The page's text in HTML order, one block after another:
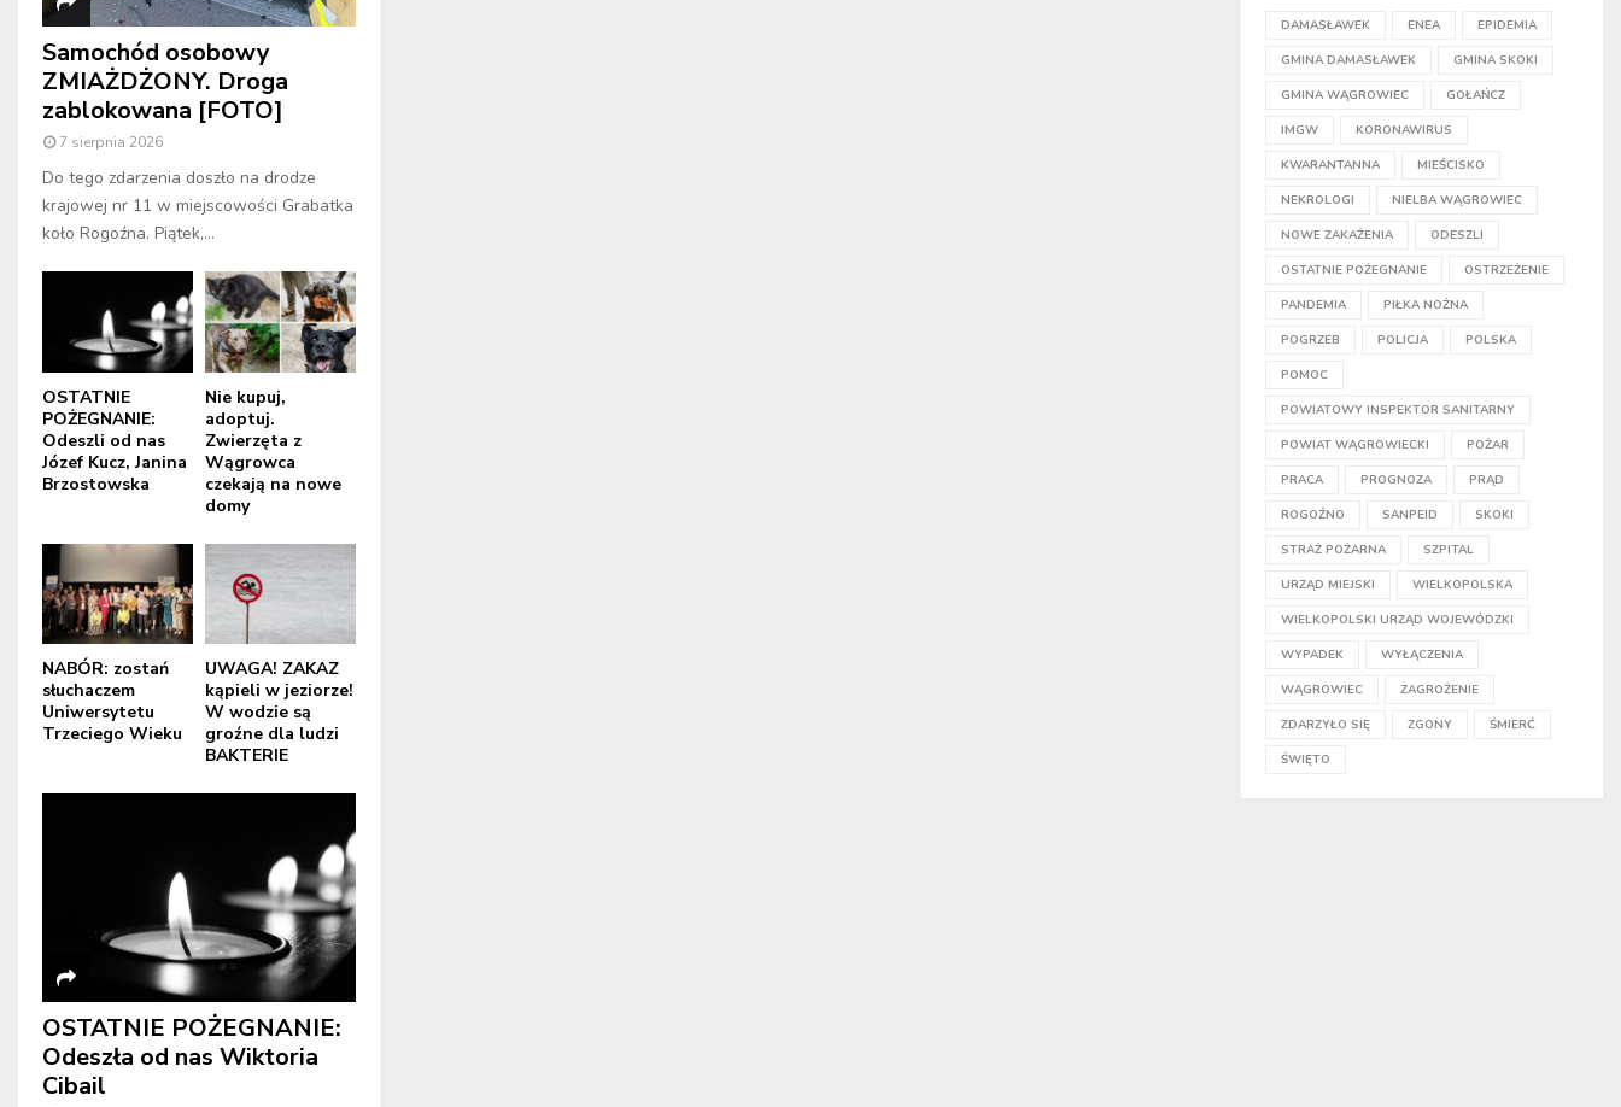
Samochód osobowy
ZMIAŻDŻONY. Droga
zablokowana [FOTO]
7 sierpnia 2026
Do tego zdarzenia doszło na drodze
krajowej nr 11 w miejscowości Grabatka
koło Rogoźna. Piątek,...
OSTATNIE
POŻEGNANIE:
Odeszli od nas
Józef Kucz, Janina
Brzostowska
Nie kupuj,
adoptuj.
Zwierzęta z
Wągrowca
czekają na nowe
domy
NABÓR: zostań
słuchaczem
Uniwersytetu
Trzeciego Wieku
UWAGA! ZAKAZ
kąpieli w jeziorze!
W wodzie są
groźne dla ludzi
BAKTERIE
OSTATNIE POŻEGNANIE:
Odeszła od nas Wiktoria
Cibail
DAMASŁAWEK ENEA EPIDEMIA
GMINA DAMASŁAWEK GMINA SKOKI
GMINA WĄGROWIEC GOŁAŃCZ
IMGW KORONAWIRUS
KWARANTANNA MIEŚCISKO
NEKROLOGI NIELBA WĄGROWIEC
NOWE ZAKAŻENIA ODESZLI
OSTATNIE POŻEGNANIE OSTRZEŻENIE
PANDEMIA PIŁKA NOŻNA
POGRZEB POLICJA POLSKA
POMOC
POWIATOWY INSPEKTOR SANITARNY
POWIAT WĄGROWIECKI POŻAR
PRACA PROGNOZA PRĄD
ROGOŹNO SANPEID SKOKI
STRAŻ POŻARNA SZPITAL
URZĄD MIEJSKI WIELKOPOLSKA
WIELKOPOLSKI URZĄD WOJEWÓDZKI
WYPADEK WYŁĄCZENIA
WĄGROWIEC ZAGROŻENIE
ZDARZYŁO SIĘ ZGONY ŚMIERĆ
ŚWIĘTO